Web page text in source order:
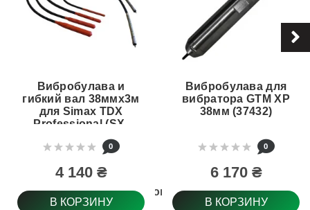
Тип товара
Вибробулава и
гибкий вал 38ммх3м
для Simax TDX
Professional (SX-
0
4 140 ₴
В КОРЗИНУ
Вибробулава для
вибратора GTM XP
38мм (37432)
0
6 170 ₴
В КОРЗИНУ